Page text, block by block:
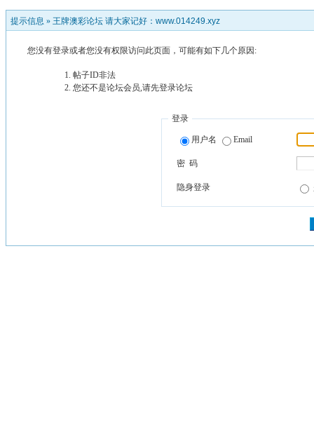
提示信息 » 王牌澳彩论坛 请大家记好：www.014249.xyz
您没有登录或者您没有权限访问此页面，可能有如下几个原因:
帖子ID非法
您还不是论坛会员,请先登录论坛
登录
用户名 Email
密 码
隐身登录